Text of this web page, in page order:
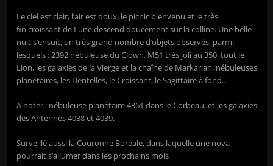
Le ciel est clair, l’air est doux, le picnic bienvenu et le très
fin croissant de Lune descend doucement sur la colline. Une belle
nuit s’ensuit, un très grand nombre d’objets observés, parmi
lesquels : 2392 nébuleuse du Clown, M51 très joli au 350, tout le
Lion, les galaxies de la Vierge et la chaîne de Markarian, nébuleuses
planétaires, les Dentelles, le Croissant, le Sagittaire à fond…
A noter : nébuleuse planétaire 4361 dans le Corbeau, et les galaxies
des Antennes 4038 et 4039.
Surveillé aussi la Couronne Boréale, dans laquelle une nova
pourrait s’allumer dans les prochains mois